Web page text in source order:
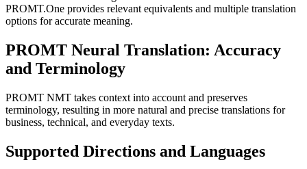
PROMT.One provides relevant equivalents and multiple translation
options for accurate meaning.
PROMT Neural Translation: Accuracy
and Terminology
PROMT NMT takes context into account and preserves
terminology, resulting in more natural and precise translations for
business, technical, and everyday texts.
Supported Directions and Languages